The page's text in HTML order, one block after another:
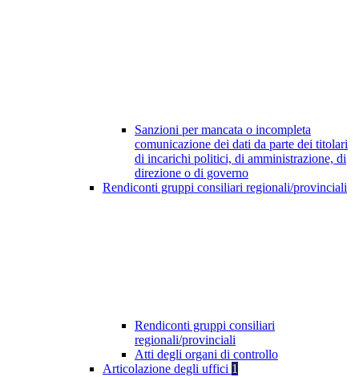
Sanzioni per mancata o incompleta
comunicazione dei dati da parte dei titolari
di incarichi politici, di amministrazione, di
direzione o di governo
Rendiconti gruppi consiliari regionali/provinciali
Rendiconti gruppi consiliari
regionali/provinciali
Atti degli organi di controllo
Articolazione degli uffici 1